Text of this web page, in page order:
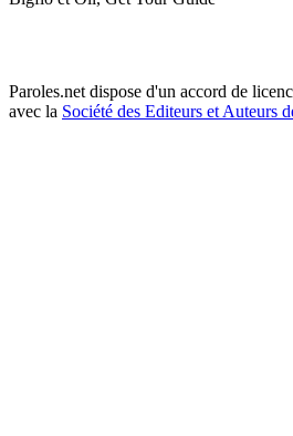
Paroles.net dispose d'un accord de
avec la Société des Editeurs et Auteurs